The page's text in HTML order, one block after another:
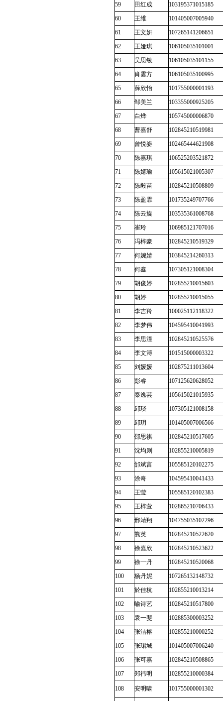
59
田红成
103195371015185
60
王维
101405007005940
61
王文妍
107265141206651
62
王娅琪
106105035101001
63
吴思敏
106105035101155
64
肖雲方
106105035100995
65
薛欣怡
101755000001193
66
邹美兰
103355000925205
67
白烨
105745000006870
68
曹嘉舒
102845210519981
69
曾悦姿
102465444621908
70
陈嘉琪
106525203521872
71
陈婧瑜
105615021005307
72
陈毅苗
102845210508809
73
陈盈霏
101735249707766
74
陈云旋
103535361008768
75
崔玲
106985121707016
76
冯梓豪
102845210519329
77
何婉婧
103845214260313
78
何鑫
107305121008304
79
胡俊婷
102855210015603
80
胡婷
102855210015055
81
李吉羚
100025112118322
82
李梦伟
104595410041993
83
李思潼
102845210525576
84
李文溥
101515000003322
85
刘媛媛
102875211013604
86
彭睿
107125620628052
87
秦逸芸
105615021015935
88
邱琰
107305121008158
89
邱玥
101405007006566
90
邵思祺
102845210517605
91
沈均则
102855210005819
92
邰斌言
105585120102275
93
涂奇
104595410041433
94
王莹
105585120102383
95
王梓萱
102865210706433
96
邢靖翔
104755035102296
97
熊英
102845210522620
98
徐嘉欣
102845210523622
99
徐一丹
102845210520068
100
杨丹妮
107265132148732
101
於佳杭
102855210013214
102
喻诗艺
102845210517800
103
袁一斐
102885300003252
104
张洁榕
102855210000252
105
张珺城
101405007006240
106
张可嘉
102845210508865
107
郑祎明 102855210000384
108 安明啸 101755000001302